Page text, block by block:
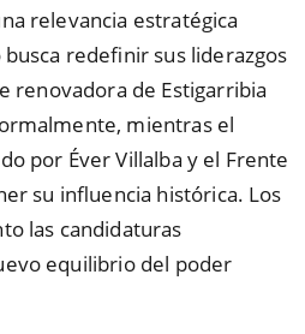
relevancia estratégica
redefinir sus liderazgos
renovadora de Estigarribia
mientras el
por Éver Villalba y el Frente
su influencia histórica. Los
las candidaturas
equilibrio del poder